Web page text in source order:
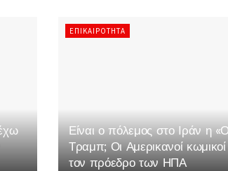
ΕΠΙΚΑΙΡΌΤΗΤΑ
Είναι ο πόλεμος στο Ιράν η
Τραμπ; Οι Αμερικανοί κωμικοί
τον πρόεδρο των ΗΠΑ